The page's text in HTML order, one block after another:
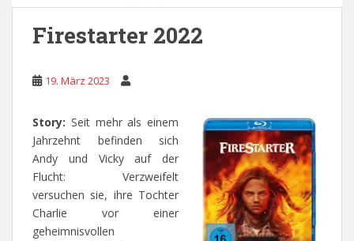
Firestarter 2022
19. März 2023
Story: Seit mehr als einem
Jahrzehnt befinden sich
Andy und Vicky auf der
Flucht: Verzweifelt
versuchen sie, ihre Tochter
Charlie vor einer
geheimnisvollen